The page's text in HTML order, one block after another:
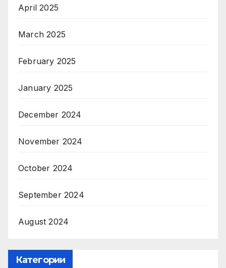
April 2025
March 2025
February 2025
January 2025
December 2024
November 2024
October 2024
September 2024
August 2024
Категории